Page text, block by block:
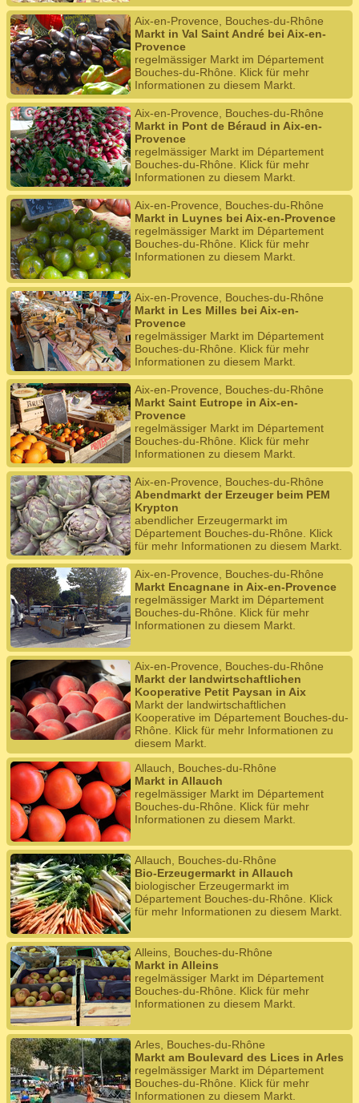
Aix-en-Provence, Bouches-du-Rhône
Markt in Val Saint André bei Aix-en-
Provence
regelmässiger Markt im Département
Bouches-du-Rhône. Klick für mehr
Informationen zu diesem Markt.
Aix-en-Provence, Bouches-du-Rhône
Markt in Pont de Béraud in Aix-en-
Provence
regelmässiger Markt im Département
Bouches-du-Rhône. Klick für mehr
Informationen zu diesem Markt.
Aix-en-Provence, Bouches-du-Rhône
Markt in Luynes bei Aix-en-Provence
regelmässiger Markt im Département
Bouches-du-Rhône. Klick für mehr
Informationen zu diesem Markt.
Aix-en-Provence, Bouches-du-Rhône
Markt in Les Milles bei Aix-en-
Provence
regelmässiger Markt im Département
Bouches-du-Rhône. Klick für mehr
Informationen zu diesem Markt.
Aix-en-Provence, Bouches-du-Rhône
Markt Saint Eutrope in Aix-en-
Provence
regelmässiger Markt im Département
Bouches-du-Rhône. Klick für mehr
Informationen zu diesem Markt.
Aix-en-Provence, Bouches-du-Rhône
Abendmarkt der Erzeuger beim PEM
Krypton
abendlicher Erzeugermarkt im
Département Bouches-du-Rhône. Klick
für mehr Informationen zu diesem Markt.
Aix-en-Provence, Bouches-du-Rhône
Markt Encagnane in Aix-en-Provence
regelmässiger Markt im Département
Bouches-du-Rhône. Klick für mehr
Informationen zu diesem Markt.
Aix-en-Provence, Bouches-du-Rhône
Markt der landwirtschaftlichen
Kooperative Petit Paysan in Aix
Markt der landwirtschaftlichen
Kooperative im Département Bouches-du-
Rhône. Klick für mehr Informationen zu
diesem Markt.
Allauch, Bouches-du-Rhône
Markt in Allauch
regelmässiger Markt im Département
Bouches-du-Rhône. Klick für mehr
Informationen zu diesem Markt.
Allauch, Bouches-du-Rhône
Bio-Erzeugermarkt in Allauch
biologischer Erzeugermarkt im
Département Bouches-du-Rhône. Klick
für mehr Informationen zu diesem Markt.
Alleins, Bouches-du-Rhône
Markt in Alleins
regelmässiger Markt im Département
Bouches-du-Rhône. Klick für mehr
Informationen zu diesem Markt.
Arles, Bouches-du-Rhône
Markt am Boulevard des Lices in Arles
regelmässiger Markt im Département
Bouches-du-Rhône. Klick für mehr
Informationen zu diesem Markt.